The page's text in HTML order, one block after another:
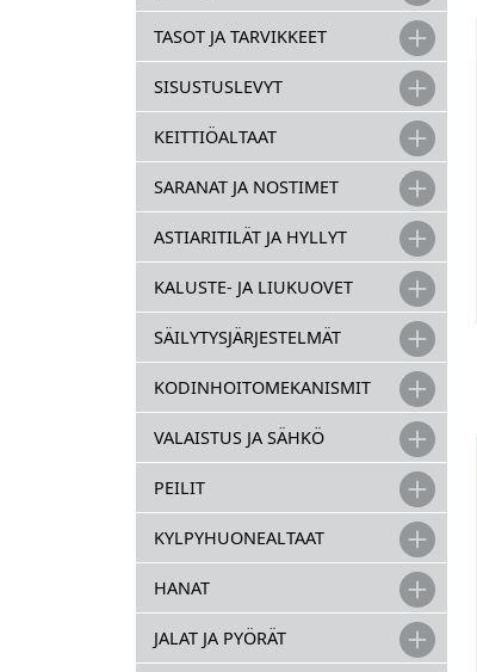
TASOT JA TARVIKKEET
SISUSTUSLEVYT
KEITTIÖALTAAT
SARANAT JA NOSTIMET
ASTIARITILÄT JA HYLLYT
KALUSTE- JA LIUKUOVET
SÄILYTYSJÄRJESTELMÄT
KODINHOITOMEKANISMIT
VALAISTUS JA SÄHKÖ
PEILIT
KYLPYHUONEALTAAT
HANAT
JALAT JA PYÖRÄT